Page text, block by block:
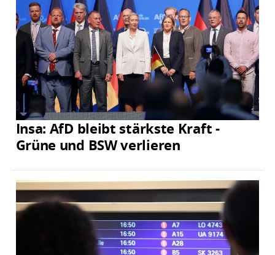
Insa: AfD bleibt stärkste Kraft -
Grüne und BSW verlieren